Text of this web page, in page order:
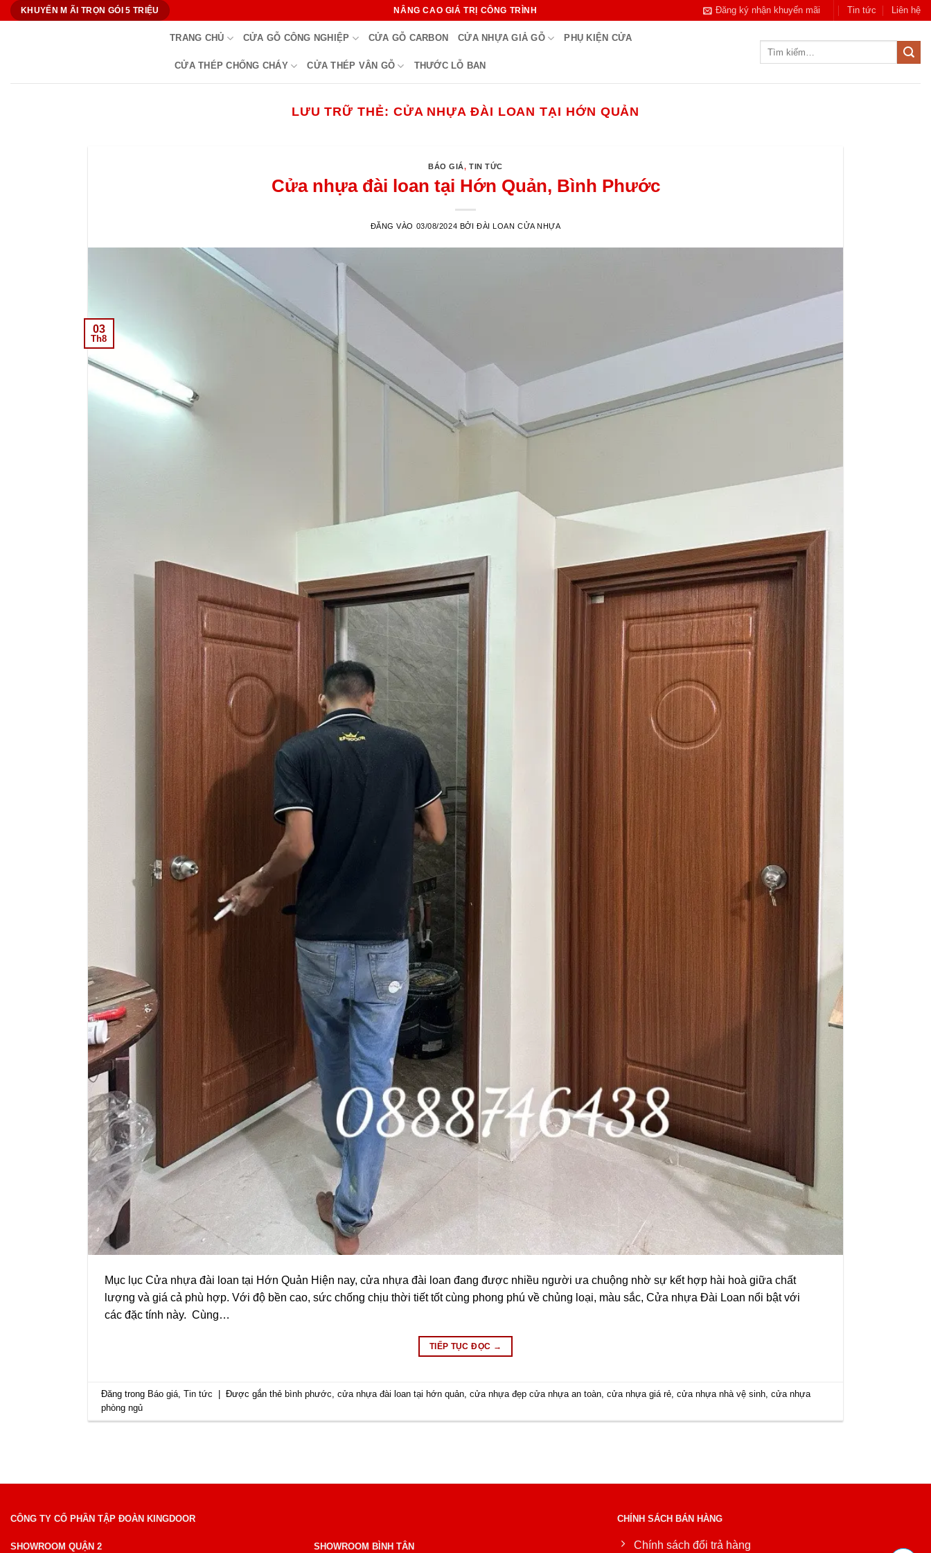
Bỏ
KHUYẾN M ÃI TRỌN GÓI 5 TRIỆU NÂNG CAO GIÁ TRỊ CÔNG TRÌNH Đăng ký nhận khuyến mãi Tin tức Liên hệ
TRANG CHỦ CỬA GỖ CÔNG NGHIỆP CỬA GỖ CARBON CỬA NHỰA GIẢ GỖ PHỤ KIỆN CỬA
CỬA THÉP CHỐNG CHÁY CỬA THÉP VÂN GỖ THƯỚC LỖ BAN
LƯU TRỮ THẺ: CỬA NHỰA ĐÀI LOAN TẠI HỚN QUẢN
BÁO GIÁ,TIN TỨC
Cửa nhựa đài loan tại Hớn Quản, Bình Phước
ĐĂNG VÀO 03/08/2024 BỞI ĐÀI LOAN CỬA NHỰA
03
Th8
Mục lục Cửa nhựa đài loan tại Hớn Quản Hiện nay, cửa nhựa đài loan đang được nhiều người ưa chuộng nhờ sự kết hợp hài hoà giữa chất
lượng và giá cả phù hợp. Với độ bền cao, sức chống chịu thời tiết tốt cùng phong phú về chủng loại, màu sắc, Cửa nhựa Đài Loan nổi bật với
các đặc tính này. Cùng…
TIẾP TỤC ĐỌC →
Đăng trong Báo giá ,Tin tức | Được gắn thẻbình phước ,cửa nhựa đài loan tại hớn quản ,cửa nhựa đẹp cửa nhựa an toàn ,cửa nhựa giá rẻ ,cửa nhựa nhà vệ sinh ,cửa nhựa
phòng ngủ
CÔNG TY CỔ PHẦN TẬP ĐOÀN KINGDOOR
SHOWROOM QUẬN 2 SHOWROOM BÌNH TÂN
CHÍNH SÁCH BÁN HÀNG
Chính sách đổi trả hàng